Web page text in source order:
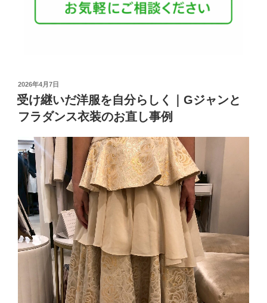
2026年4月7日
受け継いだ洋服を自分らしく｜Gジャンと
フラダンス衣装のお直し事例